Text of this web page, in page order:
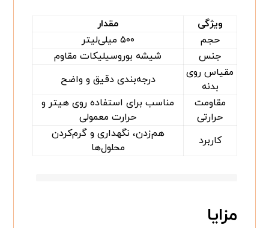
ویژگی
مقدار
حجم
۵۰۰ میلی‌لیتر
جنس
شیشه بوروسیلیکات مقاوم
مقیاس روی
بدنه
درجه‌بندی دقیق و واضح
مقاومت
حرارتی
مناسب برای استفاده روی هیتر و
حرارت معمولی
کاربرد
هم‌زدن، نگهداری و گرم‌کردن
محلول‌ها
مزایا